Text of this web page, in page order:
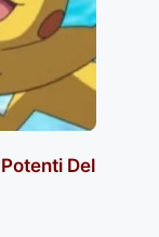
Del